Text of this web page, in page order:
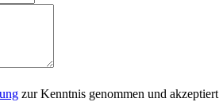
zur Kenntnis genommen und akzeptiert